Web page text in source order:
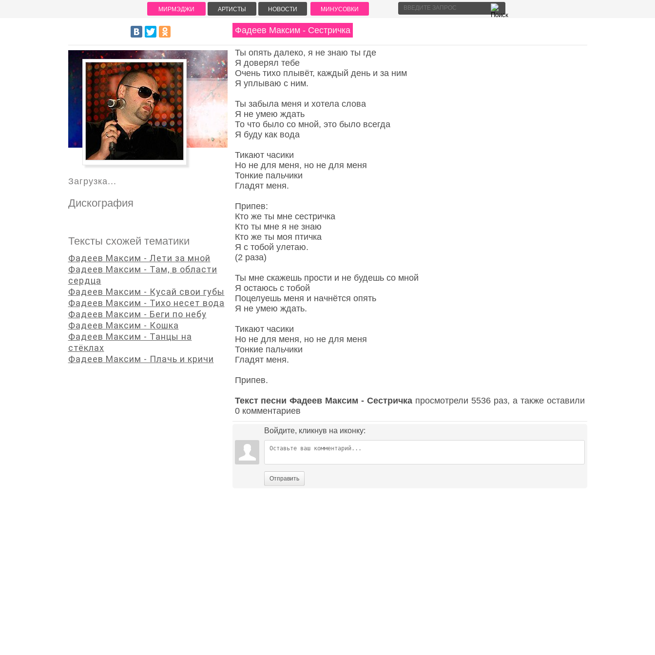
Фадеев Максим - Сестричка
Ты опять далеко, я не знаю ты где
Я доверял тебе
Очень тихо плывёт, каждый день и за ним
Я уплываю с ним.
Ты забыла меня и хотела слова
Я не умею ждать
То что было со мной, это было всегда
Я буду как вода
Тикают часики
Но не для меня, но не для меня
Тонкие пальчики
Гладят меня.
Припев:
Кто же ты мне сестричка
Кто ты мне я не знаю
Кто же ты моя птичка
Я с тобой улетаю.
(2 раза)
Ты мне скажешь прости и не будешь со мной
Я остаюсь с тобой
Поцелуешь меня и начнётся опять
Я не умею ждать.
Тикают часики
Но не для меня, но не для меня
Тонкие пальчики
Гладят меня.
Припев.
Текст песни Фадеев Максим - Сестричка просмотрели 5536 раз, а также оставили
0 комментариев
Войдите, кликнув на иконку:
Отправить
Загрузка...
Дискография
Тексты схожей тематики
Фадеев Максим - Лети за мной
Фадеев Максим - Там, в области
сердца
Фадеев Максим - Кусай свои губы
Фадеев Максим - Тихо несет вода
Фадеев Максим - Беги по небу
Фадеев Максим - Кошка
Фадеев Максим - Танцы на
стёклах
Фадеев Максим - Плачь и кричи
МИРМЭДЖИ АРТИСТЫ НОВОСТИ МИНУСОВКИ